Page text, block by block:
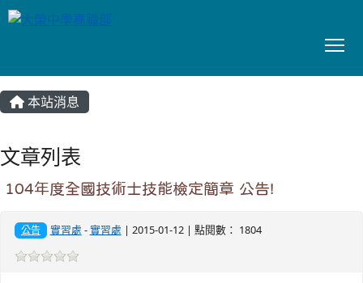
本站消息
文章列表
104年度全國技術士技能檢定簡章 公告!
公告 實習處 -實習處 | 2015-01-12 | 點閱數： 1804